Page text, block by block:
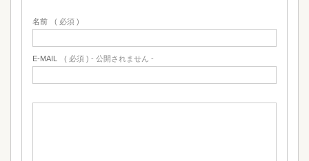
名前 ( 必須 )
E-MAIL ( 必須 ) - 公開されません -